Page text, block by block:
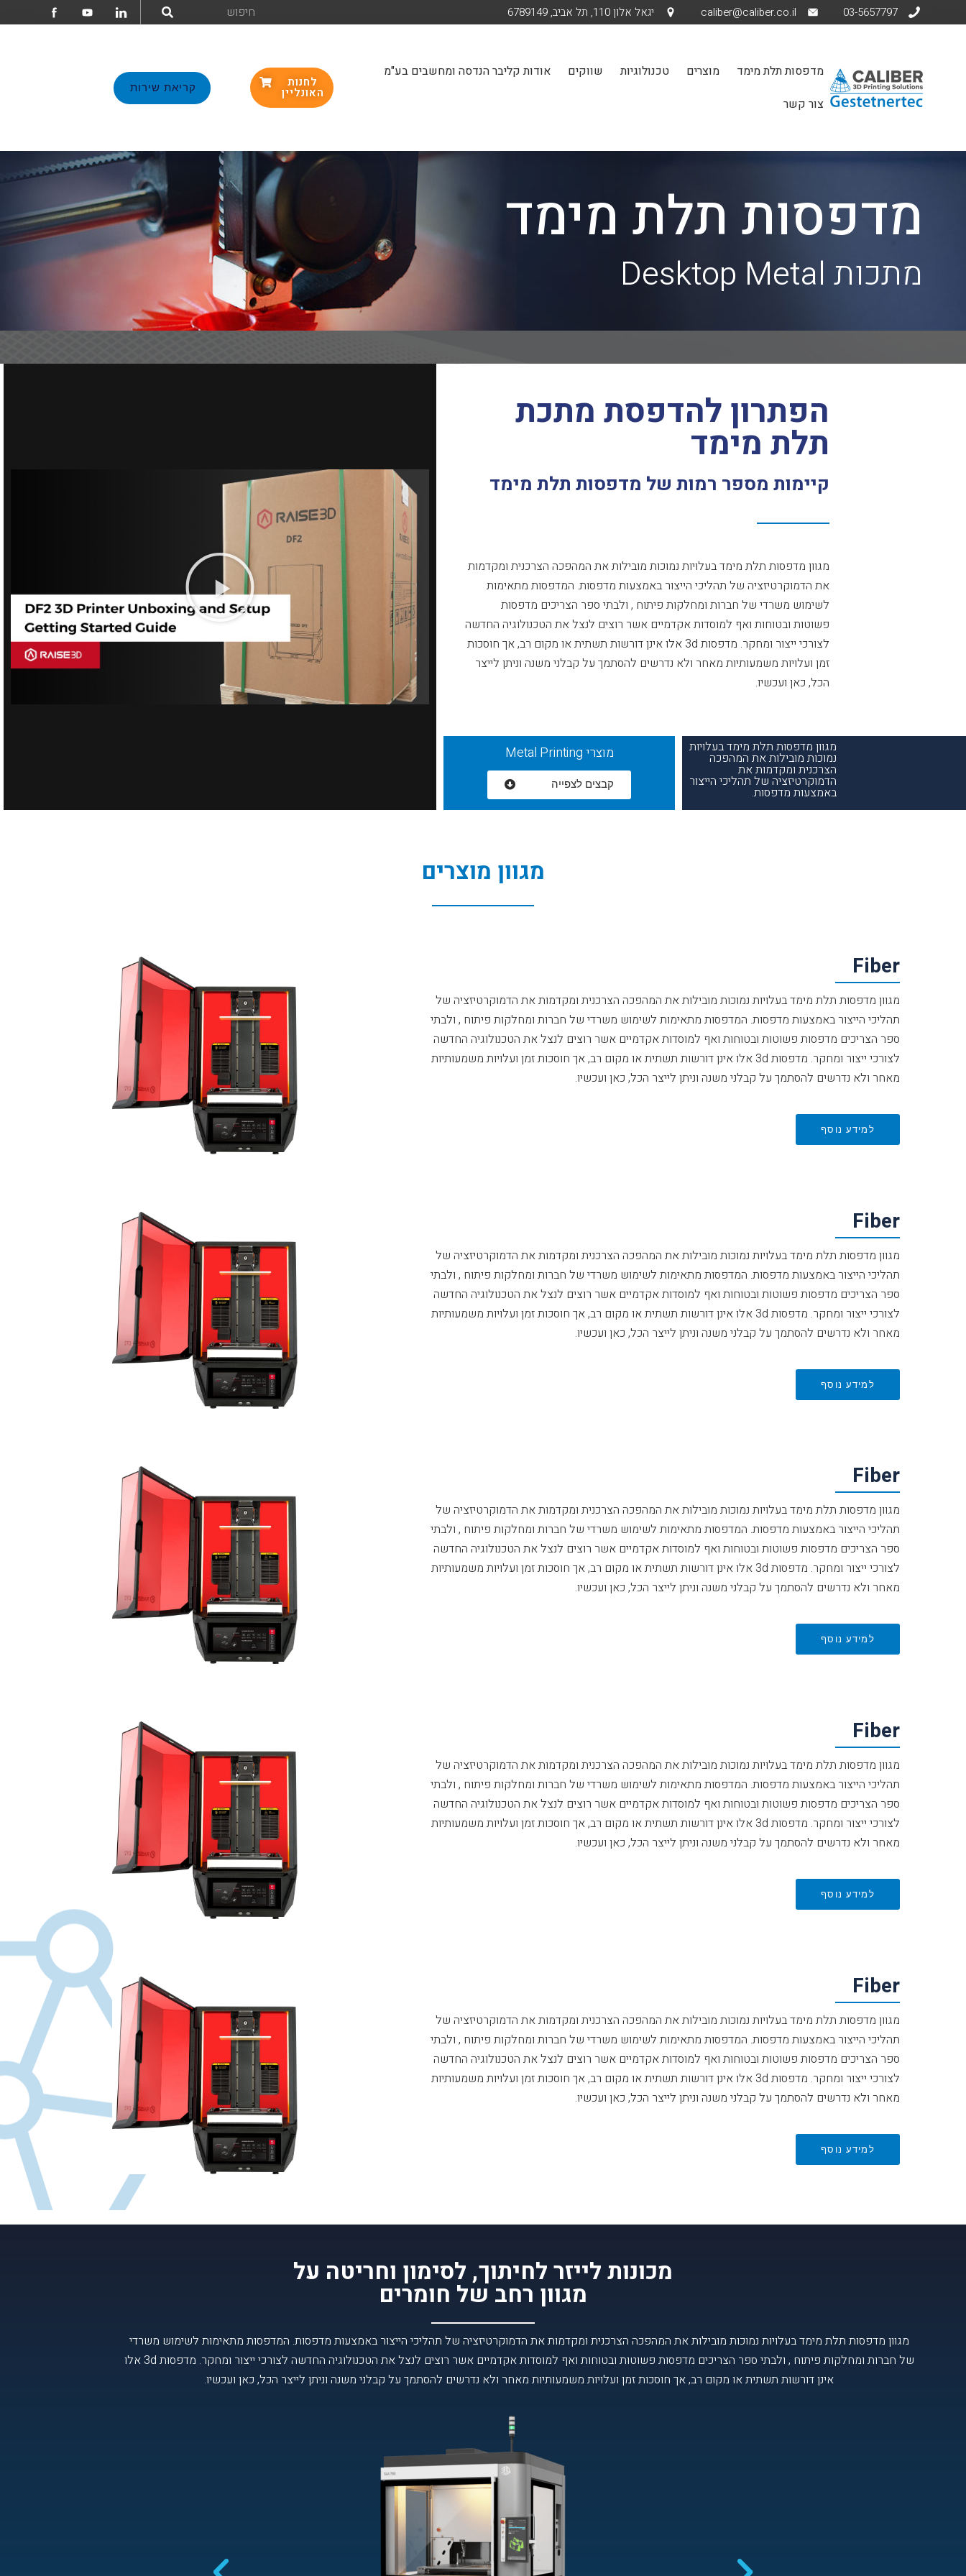
03-5657797
caliber@caliber.co.il יגאל אלון 110, תל אביב, 6789149
מדפסות תלת מימד מוצרים טכנולוגיות שווקים
אודות קליבר הנדסה ומחשבים בע"מ
צור קשר
לחנות
האונליין קריאת שירות
מדפסות תלת מימד
מתכות Desktop Metal
הפתרון להדפסת מתכת
תלת מימד
קיימות מספר רמות של מדפסות תלת מימד
מגוון מדפסות תלת מימד בעלויות נמוכות מובילות את המהפכה הצרכנית ומקדמות
את הדמוקרטיזציה של תהליכי הייצור באמצעות מדפסות. המדפסות מתאימות
לשימוש משרדי של חברות ומחלקות פיתוח , ולבתי ספר הצריכים מדפסות
פשוטות ובטוחות ואף למוסדות אקדמיים אשר רוצים לנצל את הטכנולוגיה החדשה
לצורכי ייצור ומחקר. מדפסות 3d אלו אינן דורשות תשתית או מקום רב, אך חוסכות
זמן ועלויות משמעותיות מאחר ולא נדרשים להסתמך על קבלני משנה וניתן לייצר
הכל, כאן ועכשיו.
מגוון מדפסות תלת מימד בעלויות
נמוכות מובילות את המהפכה
הצרכנית ומקדמות את
הדמוקרטיזציה של תהליכי הייצור
באמצעות מדפסות.
מוצרי Metal Printing
קבצים לצפייה
מגוון מוצרים
Fiber
מגוון מדפסות תלת מימד בעלויות נמוכות מובילות את המהפכה הצרכנית ומקדמות את הדמוקרטיזציה של
תהליכי הייצור באמצעות מדפסות. המדפסות מתאימות לשימוש משרדי של חברות ומחלקות פיתוח , ולבתי
ספר הצריכים מדפסות פשוטות ובטוחות ואף למוסדות אקדמיים אשר רוצים לנצל את הטכנולוגיה החדשה
לצורכי ייצור ומחקר. מדפסות 3d אלו אינן דורשות תשתית או מקום רב, אך חוסכות זמן ועלויות משמעותיות
מאחר ולא נדרשים להסתמך על קבלני משנה וניתן לייצר הכל, כאן ועכשיו.
למידע נוסף
Fiber
מגוון מדפסות תלת מימד בעלויות נמוכות מובילות את המהפכה הצרכנית ומקדמות את הדמוקרטיזציה של
תהליכי הייצור באמצעות מדפסות. המדפסות מתאימות לשימוש משרדי של חברות ומחלקות פיתוח , ולבתי
ספר הצריכים מדפסות פשוטות ובטוחות ואף למוסדות אקדמיים אשר רוצים לנצל את הטכנולוגיה החדשה
לצורכי ייצור ומחקר. מדפסות 3d אלו אינן דורשות תשתית או מקום רב, אך חוסכות זמן ועלויות משמעותיות
מאחר ולא נדרשים להסתמך על קבלני משנה וניתן לייצר הכל, כאן ועכשיו.
למידע נוסף
Fiber
מגוון מדפסות תלת מימד בעלויות נמוכות מובילות את המהפכה הצרכנית ומקדמות את הדמוקרטיזציה של
תהליכי הייצור באמצעות מדפסות. המדפסות מתאימות לשימוש משרדי של חברות ומחלקות פיתוח , ולבתי
ספר הצריכים מדפסות פשוטות ובטוחות ואף למוסדות אקדמיים אשר רוצים לנצל את הטכנולוגיה החדשה
לצורכי ייצור ומחקר. מדפסות 3d אלו אינן דורשות תשתית או מקום רב, אך חוסכות זמן ועלויות משמעותיות
מאחר ולא נדרשים להסתמך על קבלני משנה וניתן לייצר הכל, כאן ועכשיו.
למידע נוסף
Fiber
מגוון מדפסות תלת מימד בעלויות נמוכות מובילות את המהפכה הצרכנית ומקדמות את הדמוקרטיזציה של
תהליכי הייצור באמצעות מדפסות. המדפסות מתאימות לשימוש משרדי של חברות ומחלקות פיתוח , ולבתי
ספר הצריכים מדפסות פשוטות ובטוחות ואף למוסדות אקדמיים אשר רוצים לנצל את הטכנולוגיה החדשה
לצורכי ייצור ומחקר. מדפסות 3d אלו אינן דורשות תשתית או מקום רב, אך חוסכות זמן ועלויות משמעותיות
מאחר ולא נדרשים להסתמך על קבלני משנה וניתן לייצר הכל, כאן ועכשיו.
למידע נוסף
Fiber
מגוון מדפסות תלת מימד בעלויות נמוכות מובילות את המהפכה הצרכנית ומקדמות את הדמוקרטיזציה של
תהליכי הייצור באמצעות מדפסות. המדפסות מתאימות לשימוש משרדי של חברות ומחלקות פיתוח , ולבתי
ספר הצריכים מדפסות פשוטות ובטוחות ואף למוסדות אקדמיים אשר רוצים לנצל את הטכנולוגיה החדשה
לצורכי ייצור ומחקר. מדפסות 3d אלו אינן דורשות תשתית או מקום רב, אך חוסכות זמן ועלויות משמעותיות
מאחר ולא נדרשים להסתמך על קבלני משנה וניתן לייצר הכל, כאן ועכשיו.
למידע נוסף
מכונות לייזר לחיתוך, לסימון וחריטה על
מגוון רחב של חומרים
מגוון מדפסות תלת מימד בעלויות נמוכות מובילות את המהפכה הצרכנית ומקדמות את הדמוקרטיזציה של תהליכי הייצור באמצעות מדפסות. המדפסות מתאימות לשימוש משרדי
של חברות ומחלקות פיתוח , ולבתי ספר הצריכים מדפסות פשוטות ובטוחות ואף למוסדות אקדמיים אשר רוצים לנצל את הטכנולוגיה החדשה לצורכי ייצור ומחקר. מדפסות 3d אלו
אינן דורשות תשתית או מקום רב, אך חוסכות זמן ועלויות משמעותיות מאחר ולא נדרשים להסתמך על קבלני משנה וניתן לייצר הכל, כאן ועכשיו.